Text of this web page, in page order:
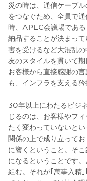
災の時は、通信ケーブ
をつなぐため、全員で
時、APEC会議場であ
納品することが決まっ
害を受けるなど大混乱
友のスタイルを貫いて
お客様から直接感謝の
も、インフラを支える矜
30年以上にわたるビジ
じるのは、お客様やフ
たく変わっていないと
関係の上で成り立って
に響くということ。そ
になるということです
組む。それが｢萬事入精